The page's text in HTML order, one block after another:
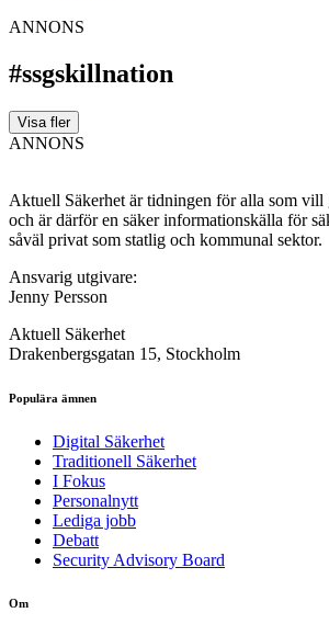
ANNONS
#ssgskillnation
Visa fler
ANNONS
Aktuell Säkerhet är tidningen för alla som vill
och är därför en säker informationskälla för
såväl privat som statlig och kommunal sektor.
Ansvarig utgivare:
Jenny Persson
Aktuell Säkerhet
Drakenbergsgatan 15, Stockholm
Populära ämnen
Digital Säkerhet
Traditionell Säkerhet
I Fokus
Personalnytt
Lediga jobb
Debatt
Security Advisory Board
Om